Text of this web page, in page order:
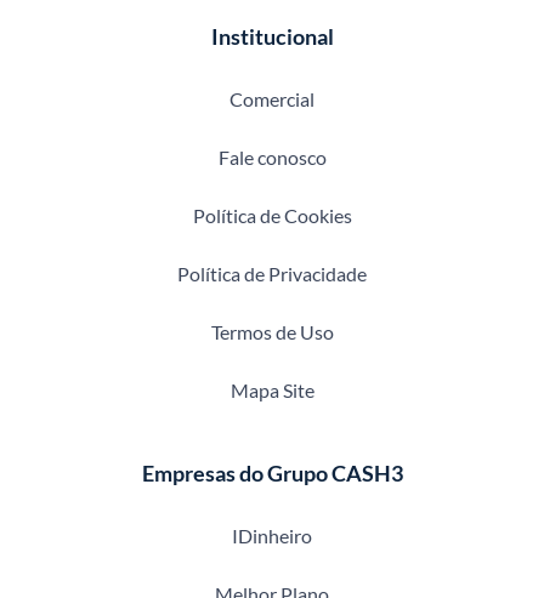
Institucional
Comercial
Fale conosco
Política de Cookies
Política de Privacidade
Termos de Uso
Mapa Site
Empresas do Grupo CASH3
IDinheiro